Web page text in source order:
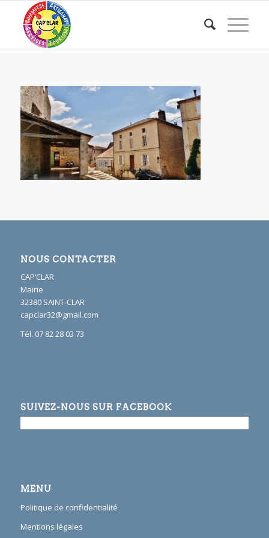
NOUS CONTACTER
CAP’CLAR
Mairie
32380 SAINT-CLAR
capclar32@gmail.com
Tél. 07 82 28 03 73
SUIVEZ-NOUS SUR FACEBOOK
MENU
Politique de confidentialité
Mentions légales